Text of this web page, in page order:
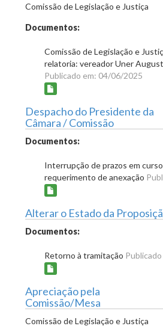
Comissão de Legislação e Justiça
Documentos:
Comissão de Legislação e
relatoria: vereador Uner
Publicado em: 04/06/2025
Despacho do Presidente da
Câmara / Comissão
Documentos:
Interrupção de prazos em
requerimento de anexação
Alterar o Estado da
Documentos:
Retorno à tramitação
Apreciação pela
Comissão/Mesa
Comissão de Legislação e Justiça